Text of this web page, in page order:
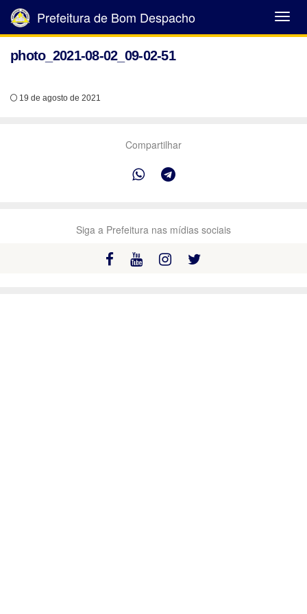
Abrir
Menu
Prefeitura de Bom Despacho
photo_2021-08-02_09-02-51
19 de agosto de 2021
Compartilhar
Siga a Prefeitura nas mídias sociais